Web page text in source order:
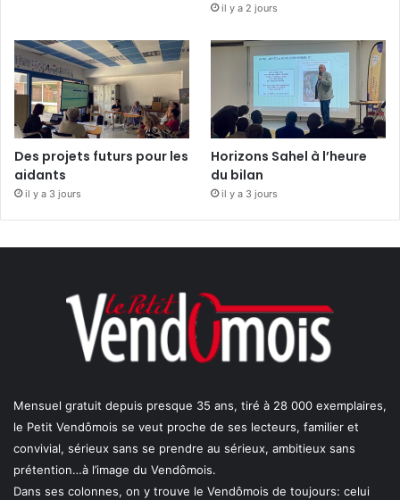
il y a 2 jours
Des projets futurs pour les
aidants
il y a 3 jours
Horizons Sahel à l’heure
du bilan
il y a 3 jours
Mensuel gratuit depuis presque 35 ans, tiré à 28 000 exemplaires,
le Petit Vendômois se veut proche de ses lecteurs, familier et
convivial, sérieux sans se prendre au sérieux, ambitieux sans
prétention…à l’image du Vendômois.
Dans ses colonnes, on y trouve le Vendômois de toujours: celui